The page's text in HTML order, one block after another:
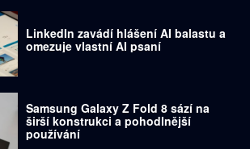
LinkedIn zavádí hlášení AI balastu a
omezuje vlastní AI psaní
Samsung Galaxy Z Fold 8 sází na
širší konstrukci a pohodlnější
používání